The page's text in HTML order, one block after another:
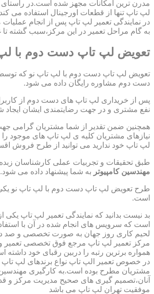
مدرن ترین امکانات مجهز شده است.در
لپ تاپ تنها از قطعات اورجینال استفاده می
در نمایندگی تعمیر لپ تاپ پس از انجام
به گام مراحل تعمیر در این مرکز،سبب گشته تا
تعویض لپ تاپ دست دوم با
تعویض لپ تاپ دست دوم با لپ تاپ نو که
دست دوم مشاوره رایگان داده می شود.
پس از خریداری لپ تاپ های دست دوم از
نفع مشتری و در جهت رضایتمندی ایشان
همچنین ضمن تقدیر از شما مشتریان گرامی
نیازهای مشتریان کلیه ی لپ تاپ های موجود
لپ تاپ خود ندارید می توانید از طرح فروش
طبق تحقیقات و تجربیات عملی کارشناسان زبده
مهندسین کامپیوتر به شما پیشنهاد داده می
طرح تعویض لپ تاپ دست دوم با لپ تاپ نو
است.
بد نیست بدانید که نمایندگی تعمیر لپ تاپ
است که سرویس های انجام شده در آن با
لحیم کاری روز جهان به صورت تخصصی و صد
مرکز تعمیر لپ تاپ مرجع فوق تخصصی تعمیر و
همواره برترین رتبه را دربین رقبای خود
در خصوص تعمیر الپ تاپ نواع برندهای لپ تاپ
مشتریان مطرح بوده است.به کارگیری
آنان،تصمیم گیری های صحیح مدیریت مرکز و
موفقیت تهران لپ تاپ می باشد